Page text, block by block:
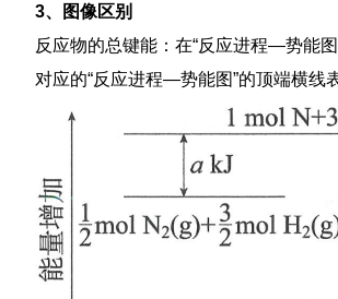
3、图像区别
反应物的总键能：在“反应进程—势能
对应的“反应进程—势能图”的顶端横线